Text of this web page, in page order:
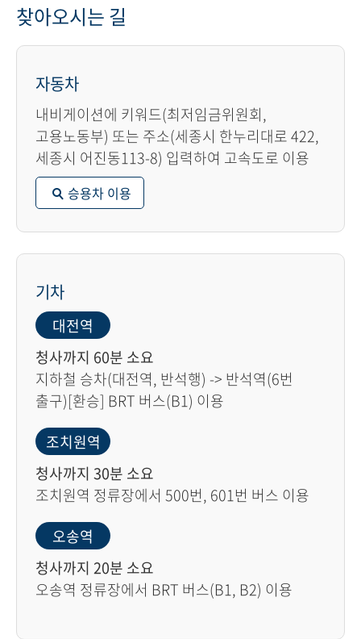
찾아오시는 길
자동차
내비게이션에 키워드(최저임금위원회,
고용노동부) 또는 주소(세종시 한누리대로 422,
세종시 어진동113-8) 입력하여 고속도로 이용
승용차 이용
기차
대전역
청사까지 60분 소요
지하철 승차(대전역, 반석행) -> 반석역(6번
출구)[환승] BRT 버스(B1) 이용
조치원역
청사까지 30분 소요
조치원역 정류장에서 500번, 601번 버스 이용
오송역
청사까지 20분 소요
오송역 정류장에서 BRT 버스(B1, B2) 이용